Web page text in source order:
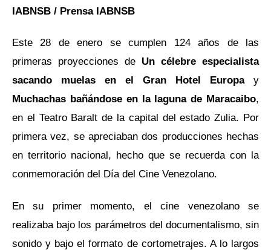
IABNSB / Prensa IABNSB
Este 28 de enero se cumplen 124 años de las
primeras proyecciones de Un célebre especialista
sacando muelas en el Gran Hotel Europay
Muchachas bañándose en la laguna de Maracaibo,
en el Teatro Baralt de la capital del estado Zulia. Por
primera vez, se apreciaban dos producciones hechas
en territorio nacional, hecho que se recuerda con la
conmemoración del Día del Cine Venezolano.
En su primer momento, el cine venezolano se
realizaba bajo los parámetros del documentalismo, sin
sonido y bajo el formato de cortometrajes. A lo largos